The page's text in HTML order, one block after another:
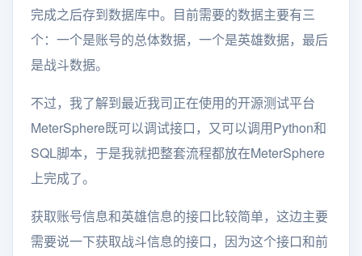
完成之后存到数据库中。目前需要的数据主要有三
个：一个是账号的总体数据，一个是英雄数据，最后
是战斗数据。
不过，我了解到最近我司正在使用的开源测试平台
MeterSphere既可以调试接口，又可以调用Python和
SQL脚本，于是我就把整套流程都放在MeterSphere
上完成了。
获取账号信息和英雄信息的接口比较简单，这边主要
需要说一下获取战斗信息的接口，因为这个接口和前